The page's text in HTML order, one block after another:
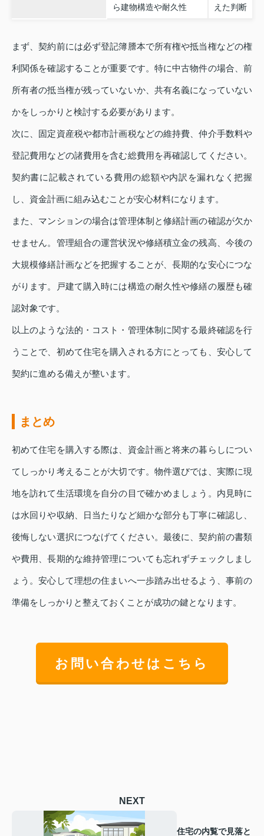
ら建物構造や耐久性
えた判断
まず、契約前には必ず登記簿謄本で所有権や抵当権などの権
利関係を確認することが重要です。特に中古物件の場合、前
所有者の抵当権が残っていないか、共有名義になっていない
かをしっかりと検討する必要があります。
次に、固定資産税や都市計画税などの維持費、仲介手数料や
登記費用などの諸費用を含む総費用を再確認してください。
契約書に記載されている費用の総額や内訳を漏れなく把握
し、資金計画に組み込むことが安心材料になります。
また、マンションの場合は管理体制と修繕計画の確認が欠か
せません。管理組合の運営状況や修繕積立金の残高、今後の
大規模修繕計画などを把握することが、長期的な安心につな
がります。戸建て購入時には構造の耐久性や修繕の履歴も確
認対象です。
以上のような法的・コスト・管理体制に関する最終確認を行
うことで、初めて住宅を購入される方にとっても、安心して
契約に進める備えが整います。
まとめ
初めて住宅を購入する際は、資金計画と将来の暮らしについ
てしっかり考えることが大切です。物件選びでは、実際に現
地を訪れて生活環境を自分の目で確かめましょう。内見時に
は水回りや収納、日当たりなど細かな部分も丁寧に確認し、
後悔しない選択につなげてください。最後に、契約前の書類
や費用、長期的な維持管理についても忘れずチェックしまし
ょう。安心して理想の住まいへ一歩踏み出せるよう、事前の
準備をしっかりと整えておくことが成功の鍵となります。
お問い合わせはこちら
NEXT
住宅の内覧で見落と